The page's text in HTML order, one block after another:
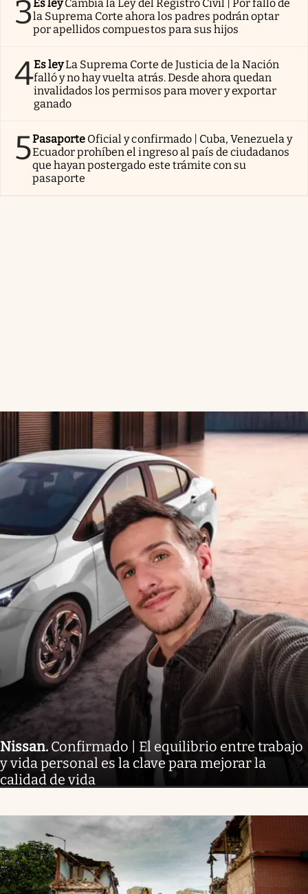
3Es ley Cambia la Ley del Registro Civil | Por fallo de
la Suprema Corte ahora los padres podrán optar
por apellidos compuestos para sus hijos
4Es leyLa Suprema Corte de Justicia de la Nación
falló y no hay vuelta atrás. Desde ahora quedan
invalidados los permisos para mover y exportar
ganado
5Pasaporte Oficial y confirmado | Cuba, Venezuela y
Ecuador prohíben el ingreso al país de ciudadanos
que hayan postergado este trámite con su
pasaporte
Nissan. Confirmado | El equilibrio entre trabajo
y vida personal es la clave para mejorar la
calidad de vida